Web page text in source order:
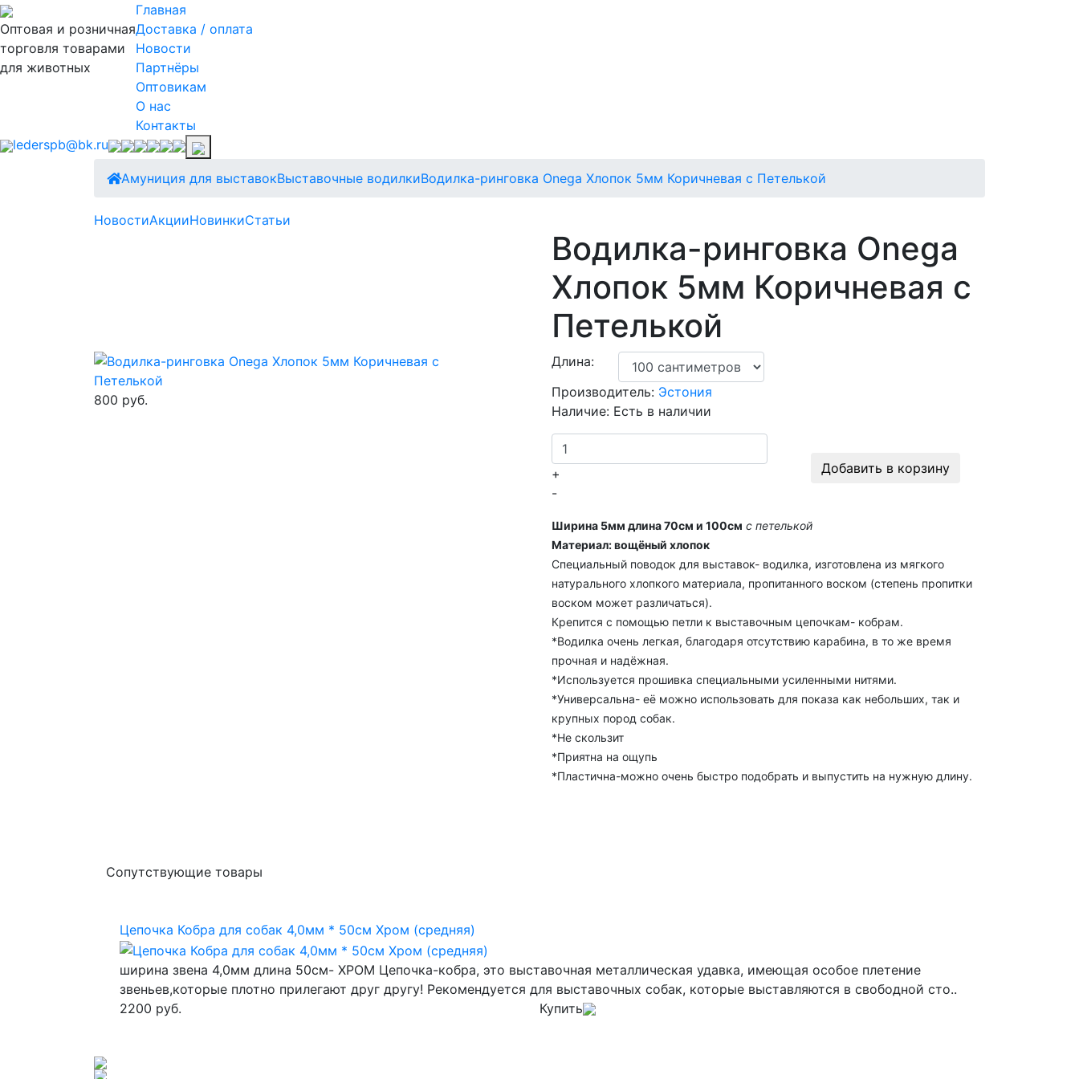
Оптовая и розничная
торговля товарами
для животных
Главная
Доставка / оплата
Новости
Партнёры
Оптовикам
О нас
Контакты
lederspb@bk.ru
Амуниция для выставокВыставочные водилкиВодилка-ринговка Onega Хлопок 5мм Коричневая с Петелькой
НовостиАкцииНовинкиСтатьи
Водилка-ринговка Onega
Хлопок 5мм Коричневая с
Петелькой
800 руб.
Длина:
Производитель: Эстония
Наличие: Есть в наличии
+
-
Добавить в корзину
Ширина 5мм длина 70см и 100см с петелькой
Материал: вощёный хлопок
Специальный поводок для выставок- водилка, изготовлена из мягкого
натурального хлопкого материала, пропитанного воском (степень пропитки
воском может различаться).
Крепится с помощью петли к выставочным цепочкам- кобрам.
*Водилка очень легкая, благодаря отсутствию карабина, в то же время
прочная и надёжная.
*Используется прошивка специальными усиленными нитями.
*Универсальна- её можно использовать для показа как небольших, так и
крупных пород собак.
*Не скользит
*Приятна на ощупь
*Пластична-можно очень быстро подобрать и выпустить на нужную длину.
Сопутствующие товары
Цепочка Кобра для собак 4,0мм * 50см Хром (средняя)
ширина звена 4,0мм длина 50см- ХРОМ Цепочка-кобра, это выставочная металлическая удавка, имеющая особое плетение
звеньев,которые плотно прилегают друг другу! Рекомендуется для выставочных собак, которые выставляются в свободной сто..
2200 руб.
Купить